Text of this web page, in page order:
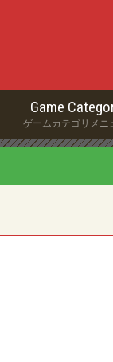
Game
ゲームカテゴリメニ